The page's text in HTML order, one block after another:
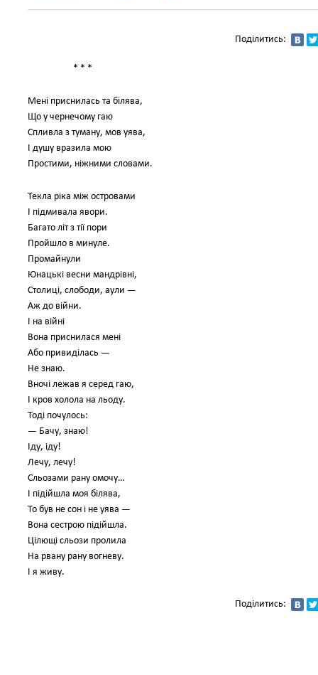
Поділитись:
* * *
Мені приснилась та білява,
Що у чернечому гаю
Спливла з туману, мов уява,
І душу вразила мою
Простими, ніжними словами.
Текла ріка між островами
І підмивала явори.
Багато літ з тії пори
Пройшло в минуле.
Промайнули
Юнацькі весни мандрівні,
Столиці, слободи, аули —
Аж до війни.
І на війні
Вона приснилася мені
Або привиділась —
Не знаю.
Вночі лежав я серед гаю,
І кров холола на льоду.
Тоді почулось:
— Бачу, знаю!
Іду, іду!
Лечу, лечу!
Сльозами рану омочу…
І підійшла моя білява,
То був не сон і не уява —
Вона сестрою підійшла.
Цілющі сльози пролила
На рвану рану вогневу.
І я живу.
Поділитись: